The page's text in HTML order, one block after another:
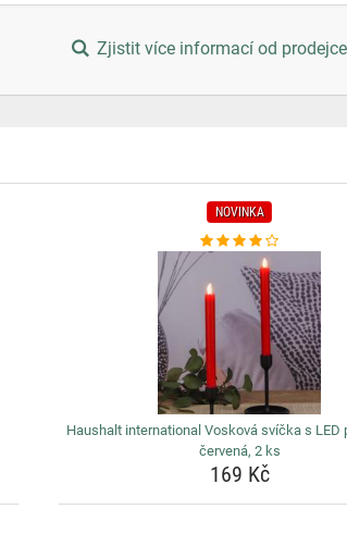
Zjistit více informací od
NOVINKA
Haushalt international Vosková svíčka s LED
červená, 2 ks
169 Kč